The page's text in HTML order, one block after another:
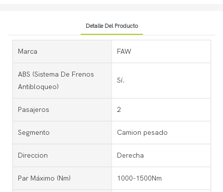
Detalle Del Producto
Marca FAW
ABS (sistema De Frenos
Antibloqueo)
Sí.
Pasajeros 2
Segmento Camion pesado
Direccion Derecha
Par Máximo (Nm) 1000-1500Nm